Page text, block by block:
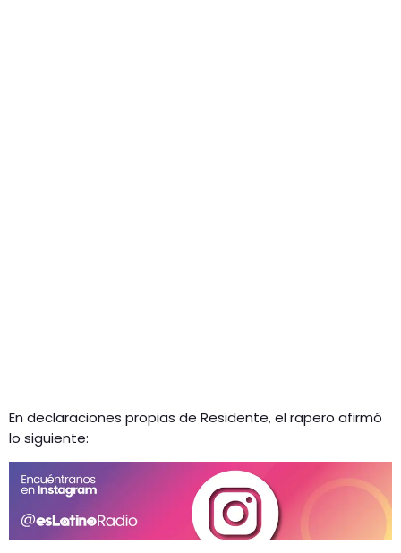
En declaraciones propias de Residente, el rapero afirmó
lo siguiente: